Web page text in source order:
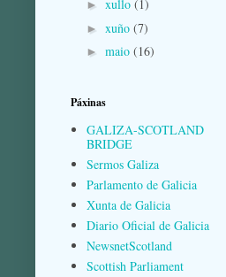
► xullo (1)
► xuño (7)
► maio (16)
Páxinas
GALIZA-SCOTLAND
BRIDGE
Sermos Galiza
Parlamento de Galicia
Xunta de Galicia
Diario Oficial de Galicia
NewsnetScotland
Scottish Parliament